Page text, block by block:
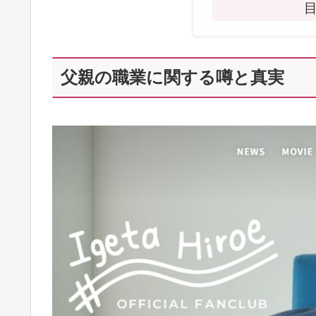
父親の職業に関する噂と真実